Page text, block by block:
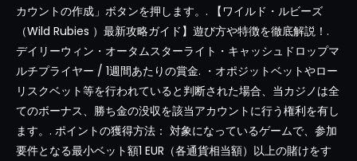
カウントの作成」ボタンを押します。. 【ワイルド・ルビーズ
（Wild Rubies ）最新攻略ガイド】遊び方や特徴を徹底解説！.
デイリーウィン・オータムスターライト・キャッシュドロップマ
ルチプライヤー / 1週間あたりの賞金. ・オポジットベットやロー
リスクベット等を行われていると判断された場合、当カジノは全
てのボーナス、勝ち金の没収を該当アカウントに行う権利を有し
ます。. ポイントの獲得方法： 対象になっているゲームで、参加
要件となる最小ベット額1 EUR（各通貨相当額）以上の賭けをす